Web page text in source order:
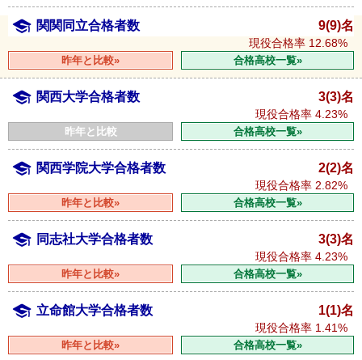
関関同立合格者数 9(9)名
現役合格率 12.68%
昨年と比較» 合格高校一覧»
関西大学合格者数 3(3)名
現役合格率 4.23%
昨年と比較 合格高校一覧»
関西学院大学合格者数 2(2)名
現役合格率 2.82%
昨年と比較» 合格高校一覧»
同志社大学合格者数 3(3)名
現役合格率 4.23%
昨年と比較» 合格高校一覧»
立命館大学合格者数 1(1)名
現役合格率 1.41%
昨年と比較» 合格高校一覧»